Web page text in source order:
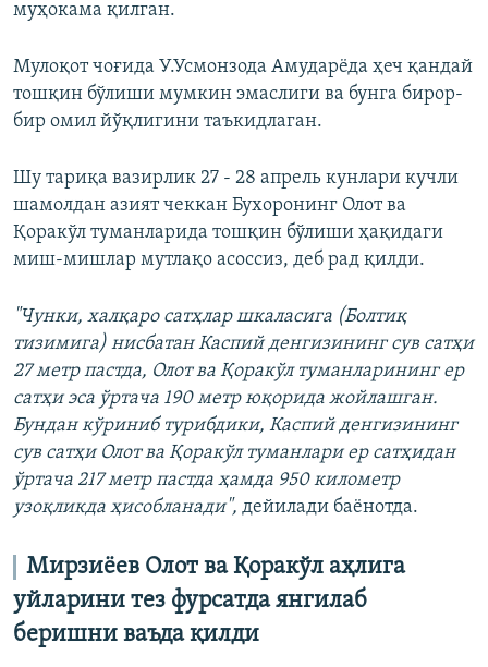
муҳокама қилган.
Мулоқот чоғида У.Усмонзода Амударёда ҳеч қандай
тошқин бўлиши мумкин эмаслиги ва бунга бирор-
бир омил йўқлигини таъкидлаган.
Шу тариқа вазирлик 27 - 28 апрель кунлари кучли
шамолдан азият чеккан Бухоронинг Олот ва
Қоракўл туманларида тошқин бўлиши ҳақидаги
миш-мишлар мутлақо асоссиз, деб рад қилди.
"Чунки, халқаро сатҳлар шкаласига (Болтиқ
тизимига) нисбатан Каспий денгизининг сув сатҳи
27 метр пастда, Олот ва Қоракўл туманларининг ер
сатҳи эса ўртача 190 метр юқорида жойлашган.
Бундан кўриниб турибдики, Каспий денгизининг
сув сатҳи Олот ва Қоракўл туманлари ер сатҳидан
ўртача 217 метр пастда ҳамда 950 километр
узоқликда ҳисобланади", дейилади баёнотда.
Мирзиёев Олот ва Қоракўл аҳлига
уйларини тез фурсатда янгилаб
беришни ваъда қилди